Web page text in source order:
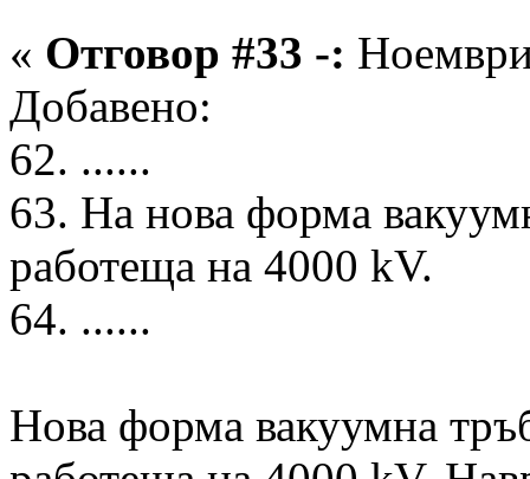
« Отговор #33 -:
Добавено:
62. ......
63. На нова форма
работеща на 4000 kV.
64. ......
Нова форма вакуумна